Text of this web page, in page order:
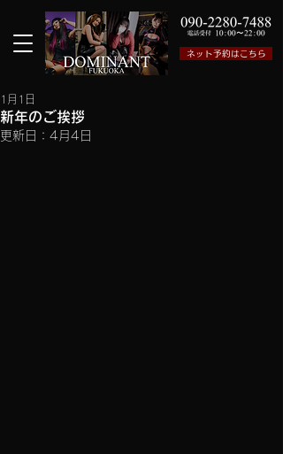
ネット予約はこちら
新年のご挨拶
1月1日
更新日： 4月4日